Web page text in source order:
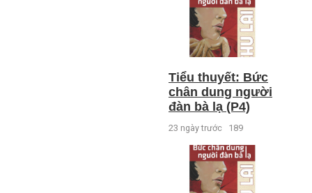
Tiểu thuyết: Bức
chân dung người
đàn bà lạ (P4)
23 ngày trước 189